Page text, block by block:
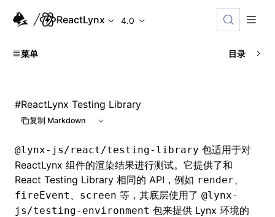
ReactLynx 4.0
菜单 目录
#ReactLynx Testing Library
复制 Markdown
@lynx-js/react/testing-library 包适用于对
ReactLynx 组件的渲染结果进行测试。它提供了和
React Testing Library 相同的 API，例如 render、
fireEvent 、 screen 等，其底层使用了 @lynx-
js/testing-environment 包来提供 Lynx 环境的